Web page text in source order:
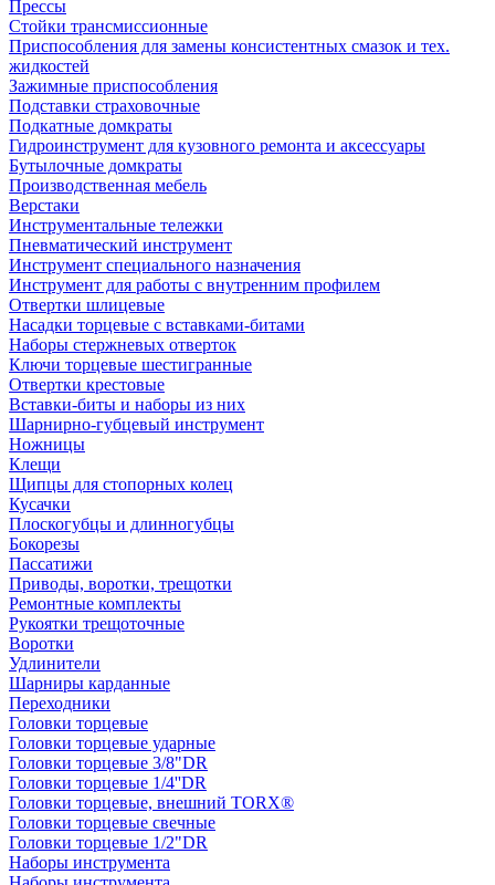
Прессы
Стойки трансмиссионные
Приспособления для замены консистентных смазок и тех.
жидкостей
Зажимные приспособления
Подставки страховочные
Подкатные домкраты
Гидроинструмент для кузовного ремонта и аксессуары
Бутылочные домкраты
Производственная мебель
Верстаки
Инструментальные тележки
Пневматический инструмент
Инструмент специального назначения
Инструмент для работы с внутренним профилем
Отвертки шлицевые
Насадки торцевые с вставками-битами
Наборы стержневых отверток
Ключи торцевые шестигранные
Отвертки крестовые
Вставки-биты и наборы из них
Шарнирно-губцевый инструмент
Ножницы
Клещи
Щипцы для стопорных колец
Кусачки
Плоскогубцы и длинногубцы
Бокорезы
Пассатижи
Приводы, воротки, трещотки
Ремонтные комплекты
Рукоятки трещоточные
Воротки
Удлинители
Шарниры карданные
Переходники
Головки торцевые
Головки торцевые ударные
Головки торцевые 3/8"DR
Головки торцевые 1/4''DR
Головки торцевые, внешний TORX®
Головки торцевые свечные
Головки торцевые 1/2"DR
Наборы инструмента